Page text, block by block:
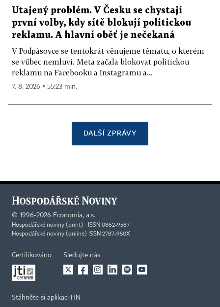
Utajený problém. V Česku se chystají
první volby, kdy sítě blokují politickou
reklamu. A hlavní oběť je nečekaná
V Podpásovce se tentokrát věnujeme tématu, o kterém
se vůbec nemluví. Meta začala blokovat politickou
reklamu na Facebooku a Instagramu a...
7. 8. 2026 ▪ 55:23 min.
DALŠÍ ZPRÁVY
© 1996-2026 Economia, a.s.
Hospodářské noviny (print) ISSN 0862-9587
Hospodářské noviny (online) ISSN 2787-950X
Certifikováno Sledujte nás
Stáhněte si aplikaci HN